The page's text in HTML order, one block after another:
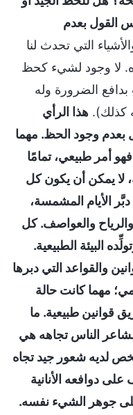
القول بعدم
التي تحدث لنا
لا وجود لشيء كحظ
الضرورة وله
كذلك). هذا الرأي
وجود الحظ. مهما
أمر طبيعي، تمامًا
لا يمكن أن يكون كل
الأيام المشمسة،
والرياح والعواصف. كل
البيئة الطبيعية.
والقواعد التي دبرها
مهما كانت حالة
قوانين طبيعية. ما
الناس تجاهه هي
لديه شعور جيد تجاه
دوافعه الأنانية
جوهر الشيء نفسه.